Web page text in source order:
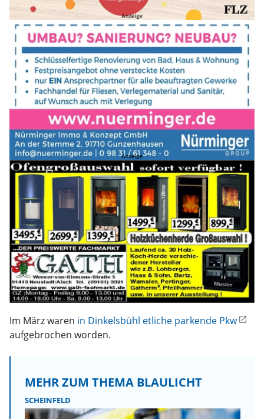
Im März waren in Dinkelsbühl etliche parkende Pkw
aufgebrochen worden.
MEHR ZUM THEMA BLAULICHT
SCHEINFELD